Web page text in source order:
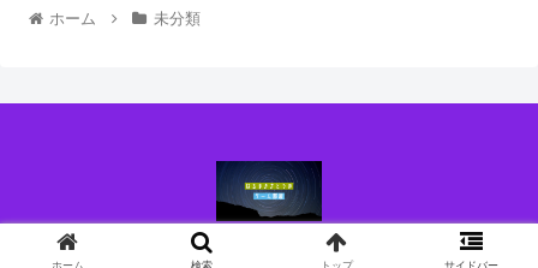
ホーム 未分類
© 2021 はるまきさとうのブログ.
ホーム 検索 トップ サイドバー